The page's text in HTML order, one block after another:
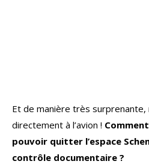
Et de manière très surprenante,
directement à l’avion !
pouvoir quitter l’espace
contrôle documentaire ?